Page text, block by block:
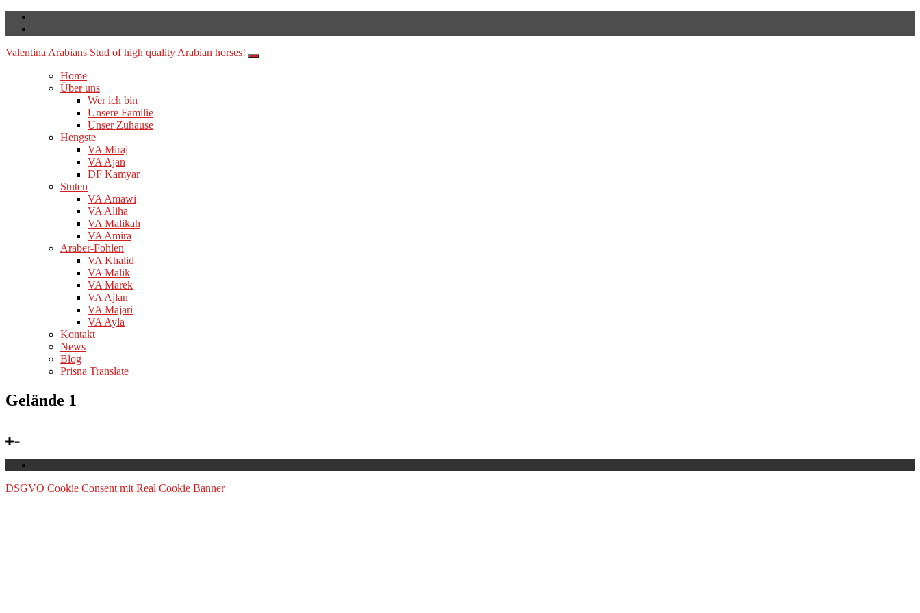
Valentina Arabians Stud of high quality Arabian horses!
Home
Über uns
Wer ich bin
Unsere Familie
Unser Zuhause
Hengste
VA Miraj
VA Ajan
DF Kamyar
Stuten
VA Amawi
VA Aliha
VA Malikah
VA Amira
Araber-Fohlen
VA Khalid
VA Malik
VA Marek
VA Ajlan
VA Majari
VA Ayla
Kontakt
News
Blog
Prisna Translate
Gelände 1
DSGVO Cookie Consent mit Real Cookie Banner